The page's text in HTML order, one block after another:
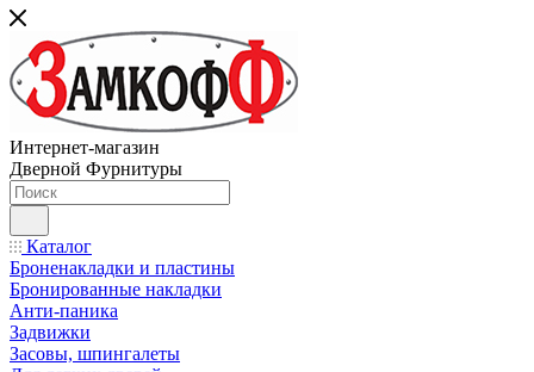
Интернет-магазин
Дверной Фурнитуры
Каталог
Броненакладки и пластины
Бронированные накладки
Анти-паника
Задвижки
Засовы, шпингалеты